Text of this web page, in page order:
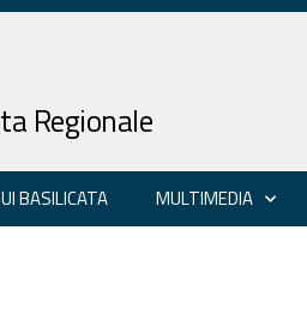
Regionale
BASILICATA MULTIMEDIA